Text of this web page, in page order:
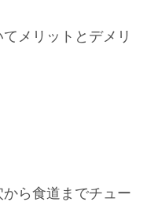
メリットとデメリ
ら食道までチュー